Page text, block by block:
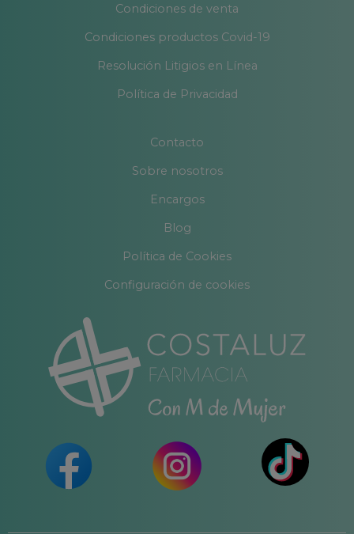
Condiciones de venta
Condiciones productos Covid-19
Resolución Litigios en Línea
Política de Privacidad
Contacto
Sobre nosotros
Encargos
Blog
Política de Cookies
Configuración de cookies